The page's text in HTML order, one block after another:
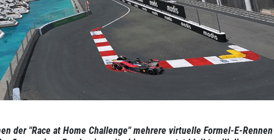
der "Race at Home Challenge" mehrere virtuelle Formel-E-Rennen